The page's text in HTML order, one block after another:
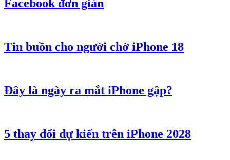
Facebook đơn giản
Tin buồn cho người chờ iPhone 18
Đây là ngày ra mắt iPhone gập?
5 thay đổi dự kiến trên iPhone 2028